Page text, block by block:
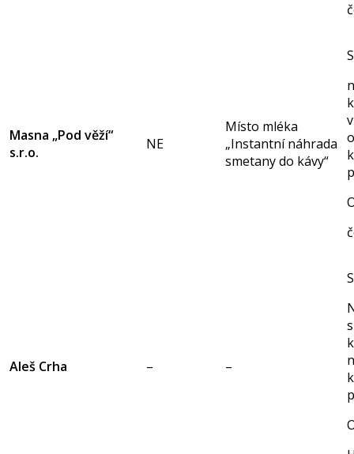
Masna „Pod věží“
s.r.o.
NE
Místo mléka
„Instantní náhrada
smetany do kávy“
Aleš Crha – –